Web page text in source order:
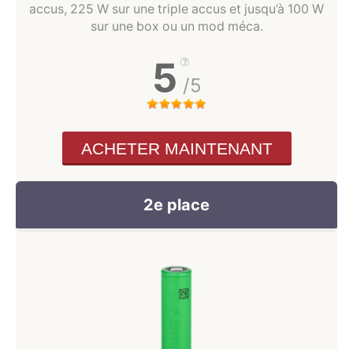
accus, 225 W sur une triple accus et jusqu’à 100 W
sur une box ou un mod méca.
5 /5
ACHETER MAINTENANT
2e place